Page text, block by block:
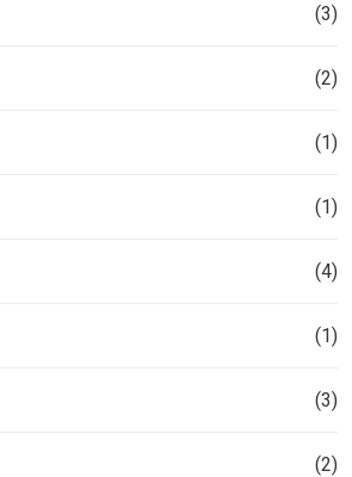
(3)
(2)
(1)
(1)
(4)
(1)
(3)
(2)